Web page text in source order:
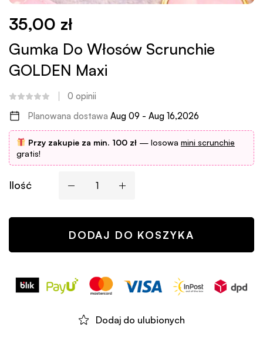
35,00 zł
Gumka Do Włosów Scrunchie
GOLDEN Maxi
0 opinii
Planowana dostawa Aug 09 - Aug 16,2026
Przy zakupie za min. 100 zł— losowa mini scrunchie
gratis!
Ilość
DODAJ DO KOSZYKA
Dodaj do ulubionych